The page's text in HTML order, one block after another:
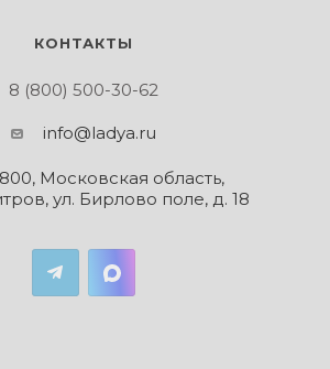
КОНТАКТЫ
8 (800) 500-30-62
info@ladya.ru
Московская область,
ул. Бирлово поле, д. 18